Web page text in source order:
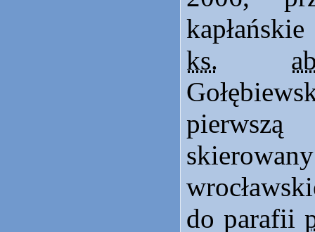
ks.
pierwszą
do parafii